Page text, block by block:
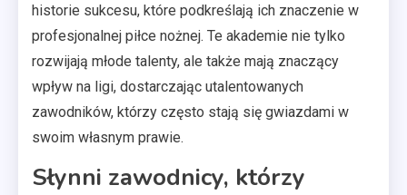
historie sukcesu, które podkreślają ich znaczenie w
profesjonalnej piłce nożnej. Te akademie nie tylko
rozwijają młode talenty, ale także mają znaczący
wpływ na ligi, dostarczając utalentowanych
zawodników, którzy często stają się gwiazdami w
swoim własnym prawie.
Słynni zawodnicy, którzy